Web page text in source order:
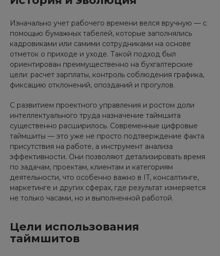
Изначально учет рабочего времени велся вручную — с
помощью бумажных табелей, которые заполнялись
кадровиками или самими сотрудниками на основе
отметок о приходе и уходе. Такой подход был
ориентирован преимущественно на бухгалтерские
цели: расчет зарплаты, контроль соблюдения графика,
фиксацию отклонений, опозданий и прогулов.
С развитием проектного управления и ростом доли
интеллектуального труда назначение таймшита
существенно расширилось. Современные цифровые
таймшиты — это уже не просто подтверждение факта
присутствия на работе, а инструмент анализа
эффективности. Они позволяют детализировать время
по задачам, проектам, клиентам и категориям
деятельности, что особенно важно в IT, консалтинге,
маркетинге и других сферах, где результат измеряется
не только часами, но и выполненной работой.
Цели использования
таймшитов